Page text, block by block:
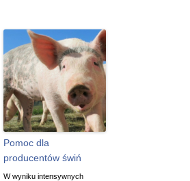
Pomoc dla
producentów świń
W wyniku intensywnych